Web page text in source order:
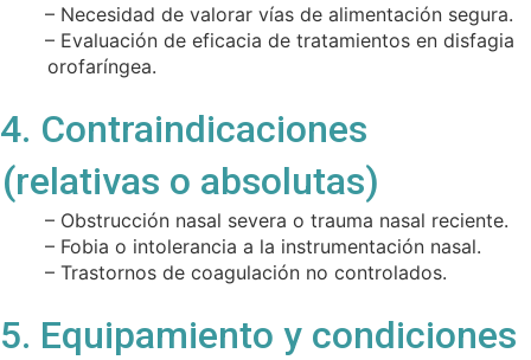
– Necesidad de valorar vías de alimentación segura.
– Evaluación de eficacia de tratamientos en disfagia
orofaríngea.
4. Contraindicaciones
(relativas o absolutas)
– Obstrucción nasal severa o trauma nasal reciente.
– Fobia o intolerancia a la instrumentación nasal.
– Trastornos de coagulación no controlados.
5. Equipamiento y condiciones